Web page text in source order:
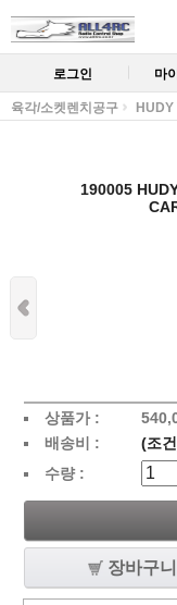
로그인 마
육각/소켓렌치공구 HUDY
190005
상품가 :
배송비 : (조
수량 :
장바구니